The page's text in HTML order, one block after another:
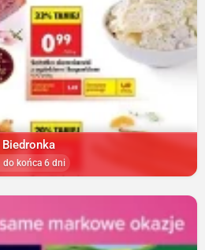
Biedronka
do końca 6 dni